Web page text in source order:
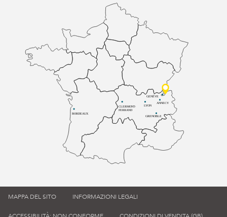
BORDEAUX
CLERMONT-
FERRAND
LYON
ANNECY
GRENOBLE
GENÈVE
MAPPA DEL SITO INFORMAZIONI LEGALI